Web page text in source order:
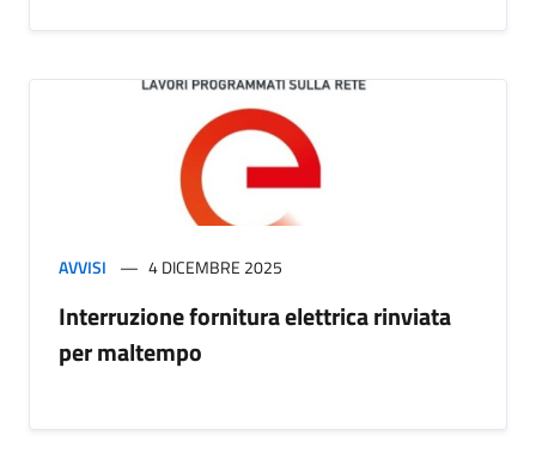
AVVISI 4 DICEMBRE 2025
Interruzione fornitura elettrica rinviata
per maltempo